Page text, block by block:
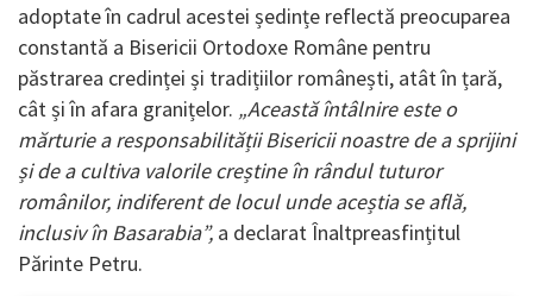
adoptate în cadrul acestei ședințe reflectă preocuparea
constantă a Bisericii Ortodoxe Române pentru
păstrarea credinței și tradițiilor românești, atât în țară,
cât și în afara granițelor. „Această întâlnire este o
mărturie a responsabilității Bisericii noastre de a sprijini
și de a cultiva valorile creștine în rândul tuturor
românilor, indiferent de locul unde aceștia se află,
inclusiv în Basarabia”, a declarat Înaltpreasfințitul
Părinte Petru.